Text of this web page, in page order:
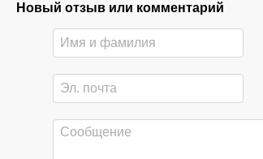
Новый отзыв или комментарий